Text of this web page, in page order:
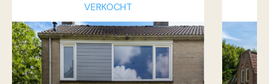
VERKOCHT